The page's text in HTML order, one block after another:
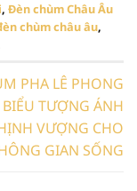
, Đèn chùm Châu Âu
chùm châu âu,
PHA LÊ PHONG
TƯỢNG ÁNH
VƯỢNG CHO
GIAN SỐNG